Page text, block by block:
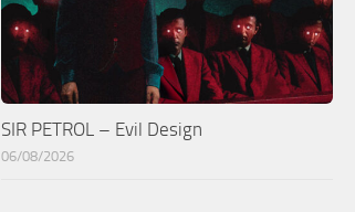
SIR PETROL – Evil Design
06/08/2026